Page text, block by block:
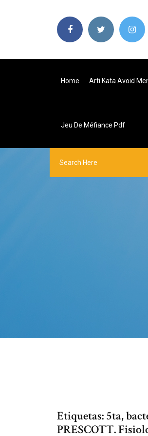
Home Arti Kata Avoid
Jeu De Méfiance Pdf
Etiquetas: 5ta,
PRESCOTT.